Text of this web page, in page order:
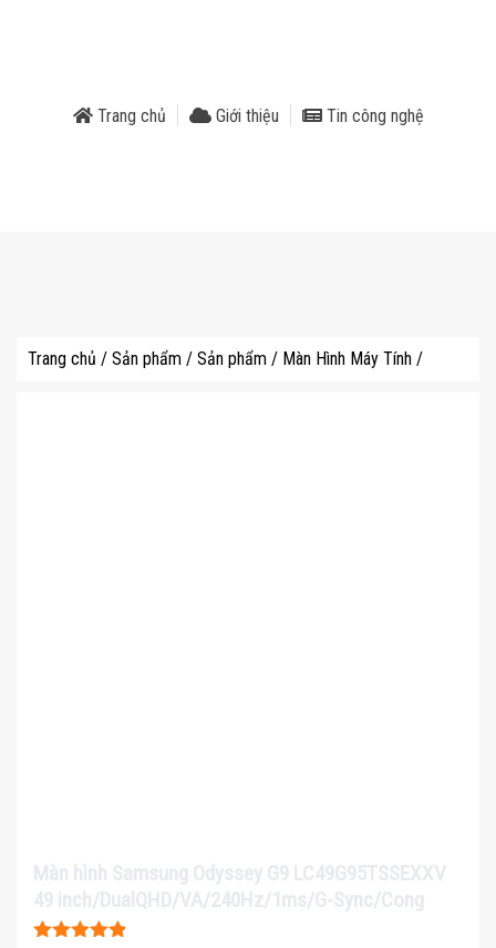
Trang chủ Giới thiệu Tin công nghệ
Trang chủ / Sản phẩm / Sản phẩm / Màn Hình Máy Tính /